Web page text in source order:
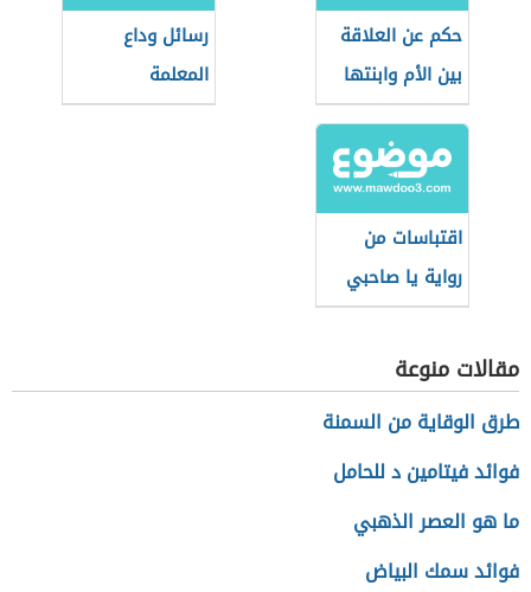
حكم عن العلاقة
بين الأم وابنتها
رسائل وداع
المعلمة
اقتباسات من
رواية يا صاحبي
السجن
مقالات منوعة
طرق الوقاية من السمنة
فوائد فيتامين د للحامل
ما هو العصر الذهبي
فوائد سمك البياض